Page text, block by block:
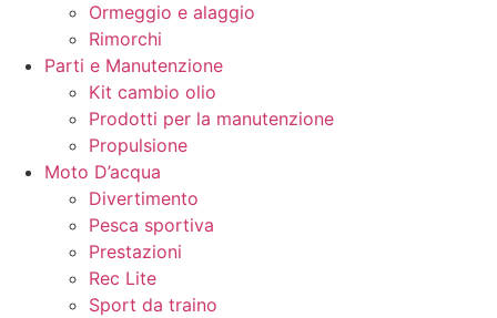
Ormeggio e alaggio
Rimorchi
Parti e Manutenzione
Kit cambio olio
Prodotti per la manutenzione
Propulsione
Moto D’acqua
Divertimento
Pesca sportiva
Prestazioni
Rec Lite
Sport da traino